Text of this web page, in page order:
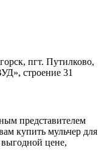
пгт. Путилково,
строение 31
представителем
купить мульчер для
цене,